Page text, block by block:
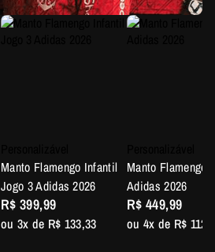
Manto Flamengo Infantil
Jogo 3 Adidas 2026
R$ 399,99
ou 3x de R$ 133,33
Manto Flamengo
Adidas 2026
R$ 449,99
ou 4x de R$